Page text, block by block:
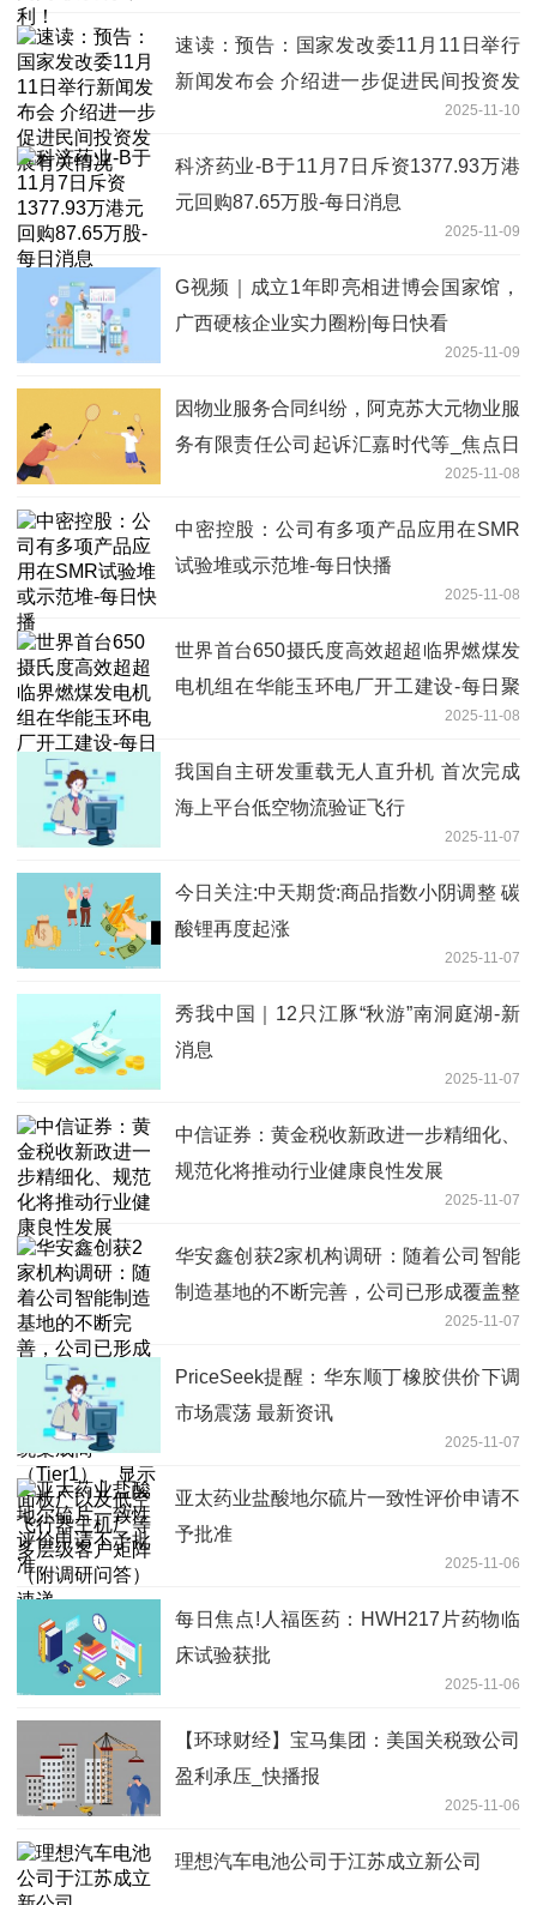
速读：预告：国家发改委11月11日举行
新闻发布会 介绍进一步促进民间投资发
2025-11-10
科济药业-B于11月7日斥资1377.93万港
元回购87.65万股-每日消息
2025-11-09
G视频｜成立1年即亮相进博会国家馆，
广西硬核企业实力圈粉|每日快看
2025-11-09
因物业服务合同纠纷，阿克苏大元物业服
务有限责任公司起诉汇嘉时代等_焦点日
2025-11-08
中密控股：公司有多项产品应用在SMR
试验堆或示范堆-每日快播
2025-11-08
世界首台650摄氏度高效超超临界燃煤发
电机组在华能玉环电厂开工建设-每日聚
2025-11-08
我国自主研发重载无人直升机 首次完成
海上平台低空物流验证飞行
2025-11-07
今日关注:中天期货:商品指数小阴调整 碳
酸锂再度起涨
2025-11-07
秀我中国｜12只江豚“秋游”南洞庭湖-新
消息
2025-11-07
中信证券：黄金税收新政进一步精细化、
规范化将推动行业健康良性发展
2025-11-07
华安鑫创获2家机构调研：随着公司智能
制造基地的不断完善，公司已形成覆盖整
车厂及其关联企业（Tier0.5）、系统集
成商（Tier1）、显示面板厂以及低空飞
行器主机厂等多层级客户矩阵（附调研问
2025-11-07
PriceSeek提醒：华东顺丁橡胶供价下调
市场震荡 最新资讯
2025-11-07
亚太药业盐酸地尔硫片一致性评价申请不
予批准
2025-11-06
每日焦点!人福医药：HWH217片药物临
床试验获批
2025-11-06
【环球财经】宝马集团：美国关税致公司
盈利承压_快播报
2025-11-06
理想汽车电池公司于江苏成立新公司